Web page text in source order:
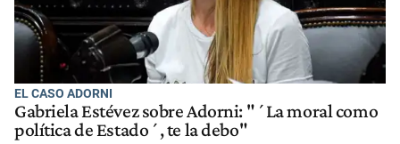
EL CASO ADORNI
Gabriela Estévez sobre Adorni: "´La moral como
política de Estado´, te la debo"